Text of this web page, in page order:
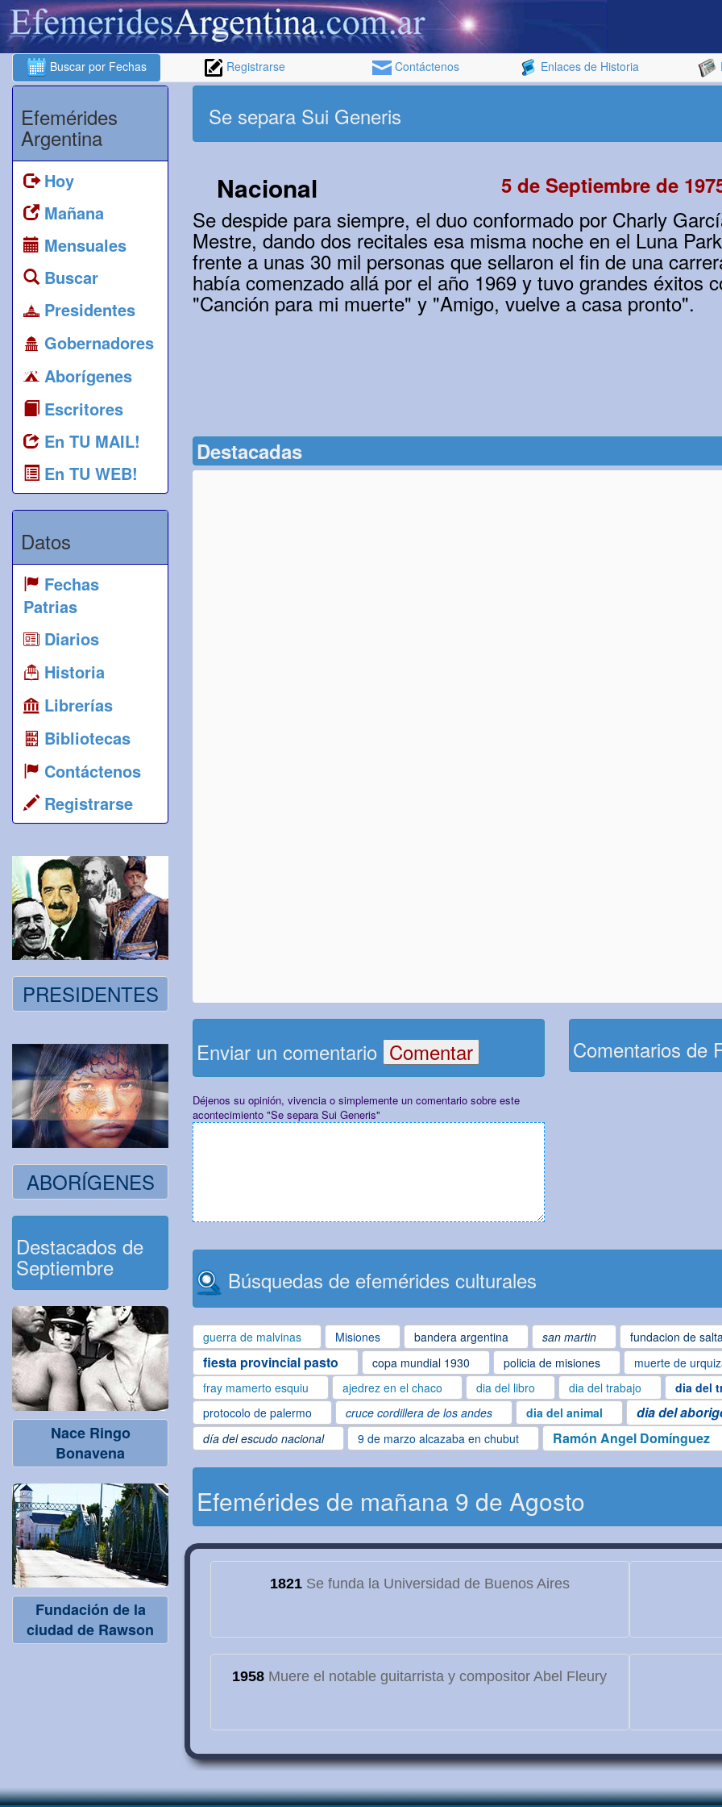
Buscar por Fechas Registrarse Contáctenos Enlaces de Historia
Efemérides
Argentina
Hoy
Mañana
Mensuales
Buscar
Presidentes
Gobernadores
Aborígenes
Escritores
En TU MAIL!
En TU WEB!
Datos
Fechas
Patrias
Diarios
Historia
Librerías
Bibliotecas
Contáctenos
Registrarse
PRESIDENTES
ABORÍGENES
Destacados de
Septiembre
Nace Ringo
Bonavena
Fundación de la
ciudad de Rawson
Se separa Sui Generis
Nacional 5 de Septiembre de
Se despide para siempre, el duo conformado por Charly
Mestre, dando dos recitales esa misma noche en el Luna
frente a unas 30 mil personas que sellaron el fin de una
había comenzado allá por el año 1969 y tuvo grandes éxitos
"Canción para mi muerte" y "Amigo, vuelve a casa pronto".
Destacadas
Enviar un comentario
Déjenos su opinión, vivencia o simplemente un comentario sobre este
acontecimiento "Se separa Sui Generis"
Comentarios de
Búsquedas de efemérides culturales
guerra de malvinas Misiones bandera argentina san martin fundacion de
fiesta provincial pasto copa mundial 1930 policia de misiones muerte de
fray mamerto esquiu ajedrez en el chaco dia del libro dia del trabajo dia del
protocolo de palermo
cruce cordillera de los andes dia del animal dia del
día del escudo nacional
9 de marzo alcazaba en chubut Ramón Angel Domínguez
Efemérides de mañana 9 de Agosto
1821Se funda la Universidad de Buenos Aires
1958 Muere el notable guitarrista y compositor Abel Fleury